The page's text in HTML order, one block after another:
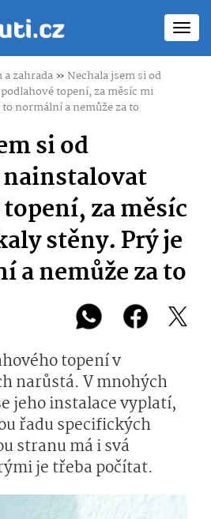
a zahrada»Nechala jsem si od
topení, za měsíc mi
normální a nemůže za to
si od
za měsíc
stěny. Prý je
a nemůže za to
topení v
narůstá. V mnohých
jeho instalace vyplatí,
řadu specifických
stranu má i svá
je třeba počítat.